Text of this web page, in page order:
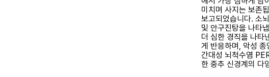
미치며 사지는 보존
보고되었습니다. 소
및 안구진탕을 나타
더 심한 경직을 나타
게 반응하며, 악성
간대성 뇌척수염
한 중추 신경계의 다